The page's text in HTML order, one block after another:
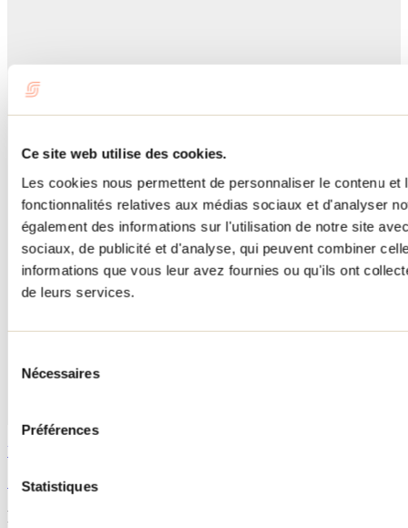
Ce site web utilise des cookies.
Les cookies nous permettent de personnaliser le contenu
fonctionnalités relatives aux médias sociaux et d'analyser
également des informations sur l'utilisation de notre site
sociaux, de publicité et d'analyse, qui peuvent combiner
informations que vous leur avez fournies ou qu'ils ont
de leurs services.
Nécessaires
Préférences
Statistiques
Voir tous les circuits de vélo
Site internet
Point de départ proposé